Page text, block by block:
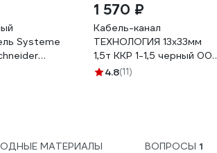
Systeme
сх.5,
1 570 ₽
Кабель-канал
ТЕХНОЛОГИЯ 13x33мм
1,5т ККР 1-1,5 черный 00-
00005509
4.8(11)
МАТЕРИАЛЫ ВОПРОСЫ 1